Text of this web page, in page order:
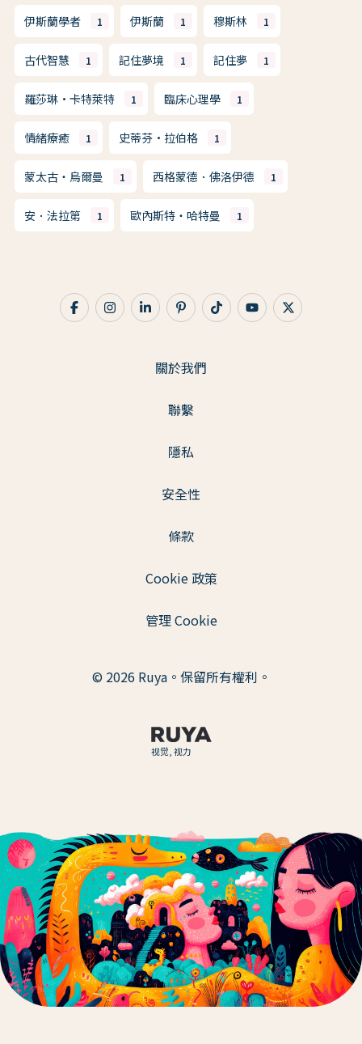
伊斯蘭學者 1 伊斯蘭 1 穆斯林 1
古代智慧 1 記住夢境 1 記住夢 1
羅莎琳·卡特萊特 1 臨床心理學 1
情緒療癒 1 史蒂芬·拉伯格 1
蒙太古・烏爾曼 1 西格蒙德．佛洛伊德 1
安．法拉第 1 歐內斯特・哈特曼 1
视觉, 视力
關於我們
聯繫
隱私
安全性
條款
Cookie 政策
管理 Cookie
© 2026 Ruya。保留所有權利。